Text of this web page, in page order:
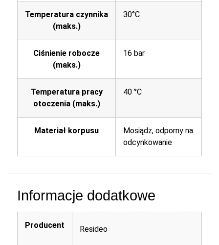
Temperatura czynnika
(maks.)
30°C
Ciśnienie robocze
(maks.)
16 bar
Temperatura pracy
otoczenia (maks.)
40 °C
Materiał korpusu
Mosiądz, odporny na
odcynkowanie
Informacje dodatkowe
Producent Resideo